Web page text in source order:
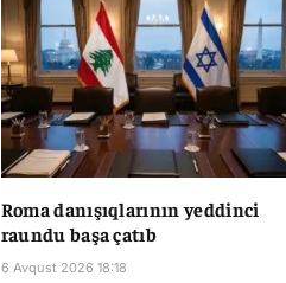
Roma danışıqlarının yeddinci
raundu başa çatıb
6 Avqust 2026 18:18